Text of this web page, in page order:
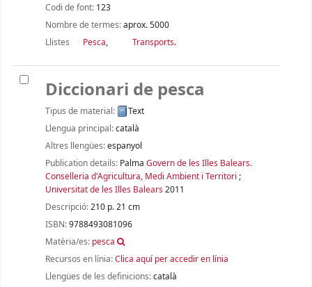
Codi de font: 123
Nombre de termes:aprox. 5000
Llistes
Pesca, Transports.
Diccionari de pesca
Tipus de material:
Text
Llengua principal:català
Altres llengües:espanyol
Publication details: Palma Govern de les Illes Balears.
Conselleria d'Agricultura, Medi Ambient i Territori ;
Universitat de les Illes Balears2011
Descripció:210 p. 21 cm
ISBN:9788493081096
Matèria/es: pesca
Recursos en línia:Clica aquí per accedir en línia
Llengües de les definicions:català